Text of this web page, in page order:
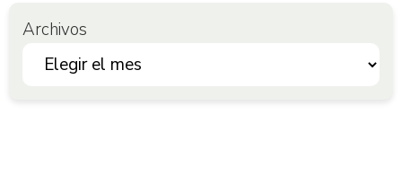
Archivos